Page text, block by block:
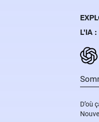
L'IA :
D’où